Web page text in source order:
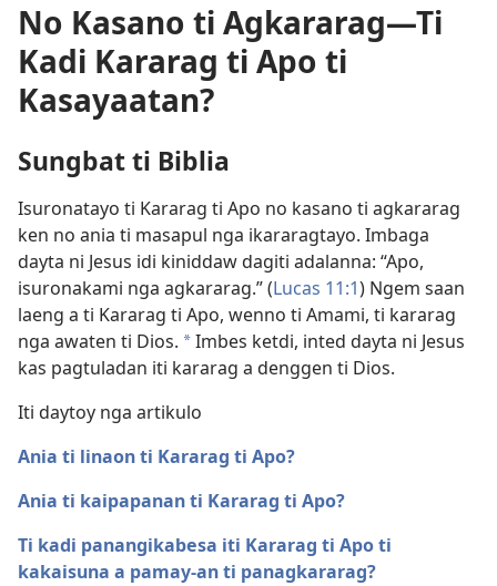
No Kasano ti Agkararag—Ti
Kadi Kararag ti Apo ti
Kasayaatan?
Sungbat ti Biblia
Isuronatayo ti Kararag ti Apo no kasano ti agkararag
ken no ania ti masapul nga ikararagtayo. Imbaga
dayta ni Jesus idi kiniddaw dagiti adalanna: “Apo,
isuronakami nga agkararag.” (Lucas 11:1) Ngem saan
laeng a ti Kararag ti Apo, wenno ti Amami, ti kararag
nga awaten ti Dios. aImbes ketdi, inted dayta ni Jesus
kas pagtuladan iti kararag a denggen ti Dios.
Iti daytoy nga artikulo
Ania ti linaon ti Kararag ti Apo?
Ania ti kaipapanan ti Kararag ti Apo?
Ti kadi panangikabesa iti Kararag ti Apo ti
kakaisuna a pamay-an ti panagkararag?